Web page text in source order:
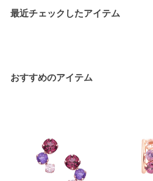
最近チェックしたアイテム
おすすめのアイテム